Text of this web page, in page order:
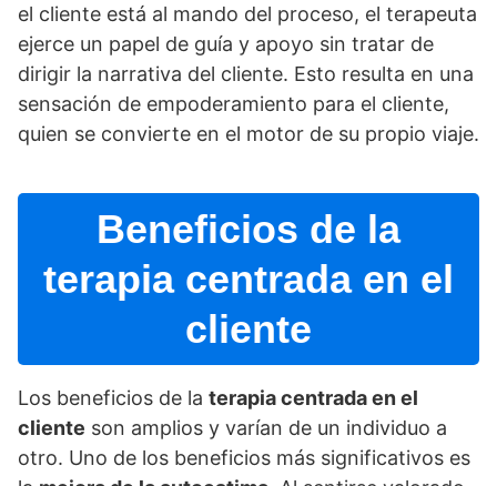
el cliente está al mando del proceso, el terapeuta
ejerce un papel de guí­a y apoyo sin tratar de
dirigir la narrativa del cliente. Esto resulta en una
sensación de empoderamiento para el cliente,
quien se convierte en el motor de su propio viaje.
Beneficios de la
terapia centrada en el
cliente
Los beneficios de la terapia centrada en el
cliente son amplios y varí­an de un individuo a
otro. Uno de los beneficios más significativos es